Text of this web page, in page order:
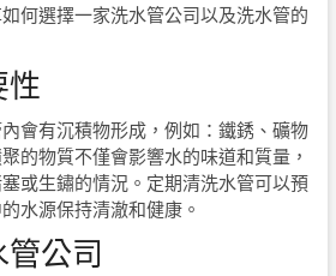
何選擇一家洗水管公司以及洗水管的
性
會有沉積物形成，例如：鐵銹、礦物
的物質不僅會影響水的味道和質量，
或生鏽的情況。定期清洗水管可以預
水源保持清澈和健康。
公司